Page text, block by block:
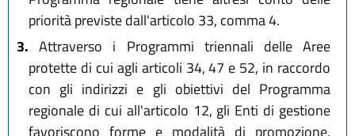
priorità previste dall'articolo 33, comma 4.
3. Attraverso i Programmi triennali delle Aree
protette di cui agli articoli 34, 47 e 52, in raccordo
con gli indirizzi e gli obiettivi del Programma
regionale di cui all'articolo 12, gli Enti di gestione
favoriscono forme e modalità di promozione,